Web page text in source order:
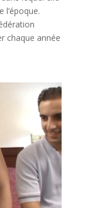
chaque année